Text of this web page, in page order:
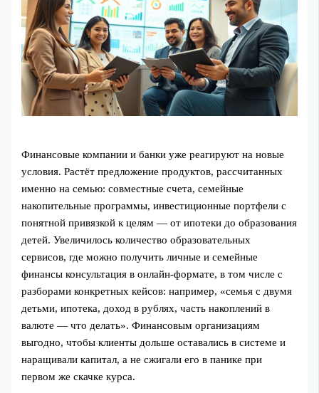
Финансовые компании и банки уже реагируют на новые
условия. Растёт предложение продуктов, рассчитанных
именно на семью: совместные счета, семейные
накопительные программы, инвестиционные портфели с
понятной привязкой к целям — от ипотеки до образования
детей. Увеличилось количество образовательных
сервисов, где можно получить личные и семейные
финансы консультация в онлайн‑формате, в том числе с
разборами конкретных кейсов: например, «семья с двумя
детьми, ипотека, доход в рублях, часть накоплений в
валюте — что делать». Финансовым организациям
выгодно, чтобы клиенты дольше оставались в системе и
наращивали капитал, а не сжигали его в панике при
первом же скачке курса.